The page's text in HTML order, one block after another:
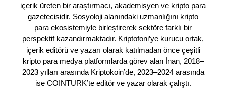
içerik üreten bir araştırmacı, akademisyen ve kripto para
gazetecisidir. Sosyoloji alanındaki uzmanlığını kripto
para ekosistemiyle birleştirerek sektöre farklı bir
perspektif kazandırmaktadır. Kriptofoni’ye kurucu ortak,
içerik editörü ve yazarı olarak katılmadan önce çeşitli
kripto para medya platformlarda görev alan İnan, 2018–
2023 yılları arasında Kriptokoin’de, 2023–2024 arasında
ise COINTURK’te editör ve yazar olarak çalıştı.